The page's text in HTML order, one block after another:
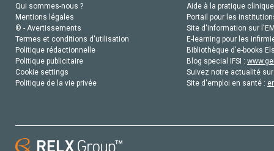
Qui sommes-nous ?
Mentions légales
© - Avertissements
Termes et conditions d'utilisation
Politique rédactionnelle
Politique publicitaire
Cookie settings
Politique de la vie privée
Aide à la pratique
Portail pour les
Site d'information sur
E-learning pour les
Bibliothèque d'e-books
Blog special IFSI :
Suivez notre actualité
Site d'emploi en santé :